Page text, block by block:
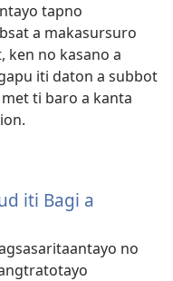
tapno
a makasursuro
ken no kasano a
iti daton a subbot
ti baro a kanta
iti Bagi a
no